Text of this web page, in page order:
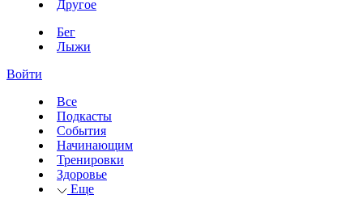
Другое
Бег
Лыжи
Войти
Все
Подкасты
События
Начинающим
Тренировки
Здоровье
Еще